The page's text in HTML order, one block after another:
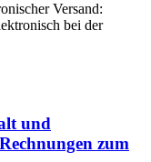
Versand:
bei der
und
zum